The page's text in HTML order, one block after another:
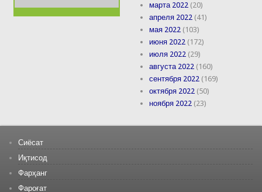
марта 2022 (20)
апреля 2022 (41)
мая 2022 (103)
июня 2022 (172)
июля 2022 (29)
августа 2022 (160)
сентября 2022 (169)
октября 2022 (50)
ноября 2022 (23)
Сиёсат
Иқтисод
Фарҳанг
Фароғат